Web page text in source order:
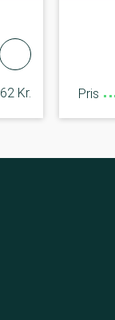
62 Kr. Pris